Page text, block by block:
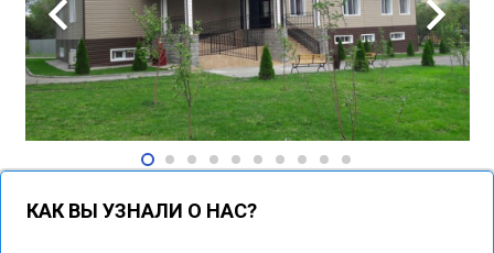
КАК ВЫ УЗНАЛИ О НАС?